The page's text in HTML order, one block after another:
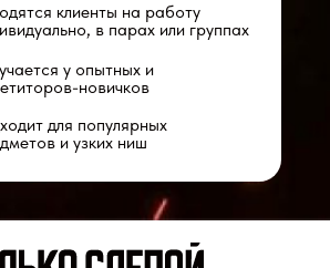
клиенты на работу
в парах или группах
у опытных и
новичков
для популярных
и узких ниш